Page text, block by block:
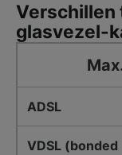
Verschillen
glasvezel-
ADSL
VDSL (bonded